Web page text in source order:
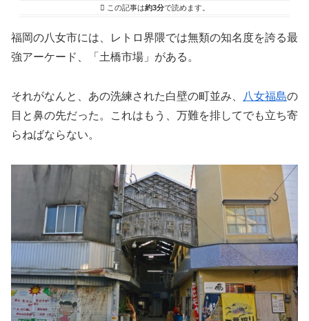
この記事は約3分で読めます。
福岡の八女市には、レトロ界隈では無類の知名度を誇る最
強アーケード、「土橋市場」がある。
それがなんと、あの洗練された白壁の町並み、 八女福島の
目と鼻の先だった。これはもう、万難を排してでも立ち寄
らねばならない。